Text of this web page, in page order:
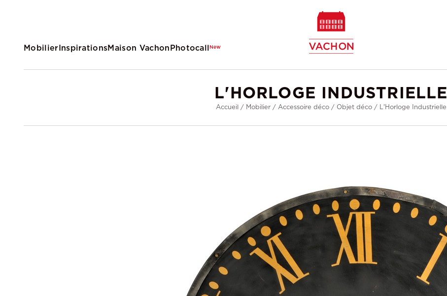
MobilierInspirationsMaison VachonPhotocallNew
L'HORLOGE INDUSTRIELLE
Accueil / Mobilier / Accessoire déco / Objet déco / L'Horloge Industrielle